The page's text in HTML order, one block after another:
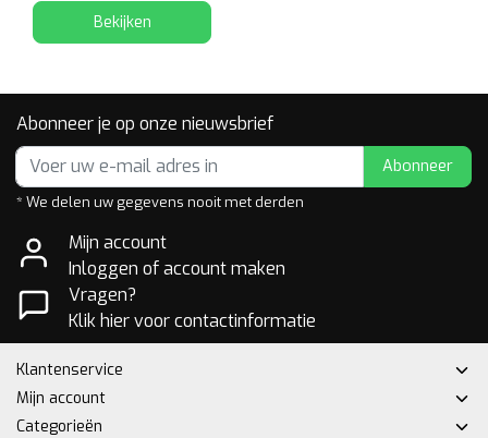
Bekijken
Abonneer je op onze nieuwsbrief
Abonneer
* We delen uw gegevens nooit met derden
Mijn account
Inloggen of account maken
Vragen?
Klik hier voor contactinformatie
Klantenservice
Mijn account
Categorieën